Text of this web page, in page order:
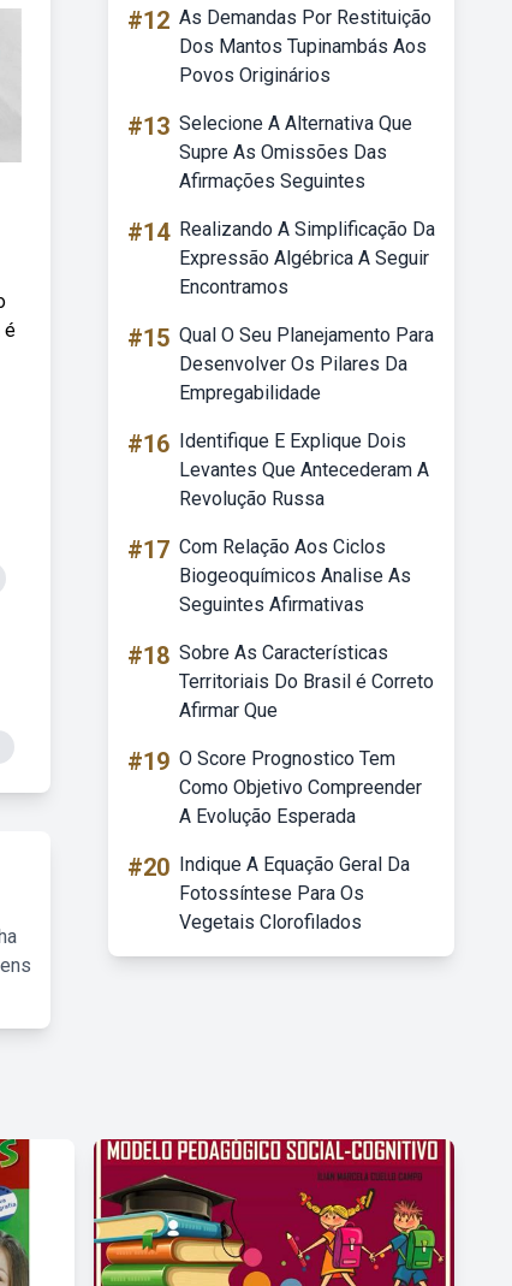
é
#12 As Demandas Por Restituição
Dos Mantos Tupinambás Aos
Povos Originários
#13 Selecione A Alternativa Que
Supre As Omissões Das
Afirmações Seguintes
#14 Realizando A Simplificação Da
Expressão Algébrica A Seguir
Encontramos
#15 Qual O Seu Planejamento Para
Desenvolver Os Pilares Da
Empregabilidade
#16 Identifique E Explique Dois
Levantes Que Antecederam A
Revolução Russa
#17 Com Relação Aos Ciclos
Biogeoquímicos Analise As
Seguintes Afirmativas
#18 Sobre As Características
Territoriais Do Brasil é Correto
Afirmar Que
#19 O Score Prognostico Tem
Como Objetivo Compreender
A Evolução Esperada
#20 Indique A Equação Geral Da
Fotossíntese Para Os
Vegetais Clorofilados